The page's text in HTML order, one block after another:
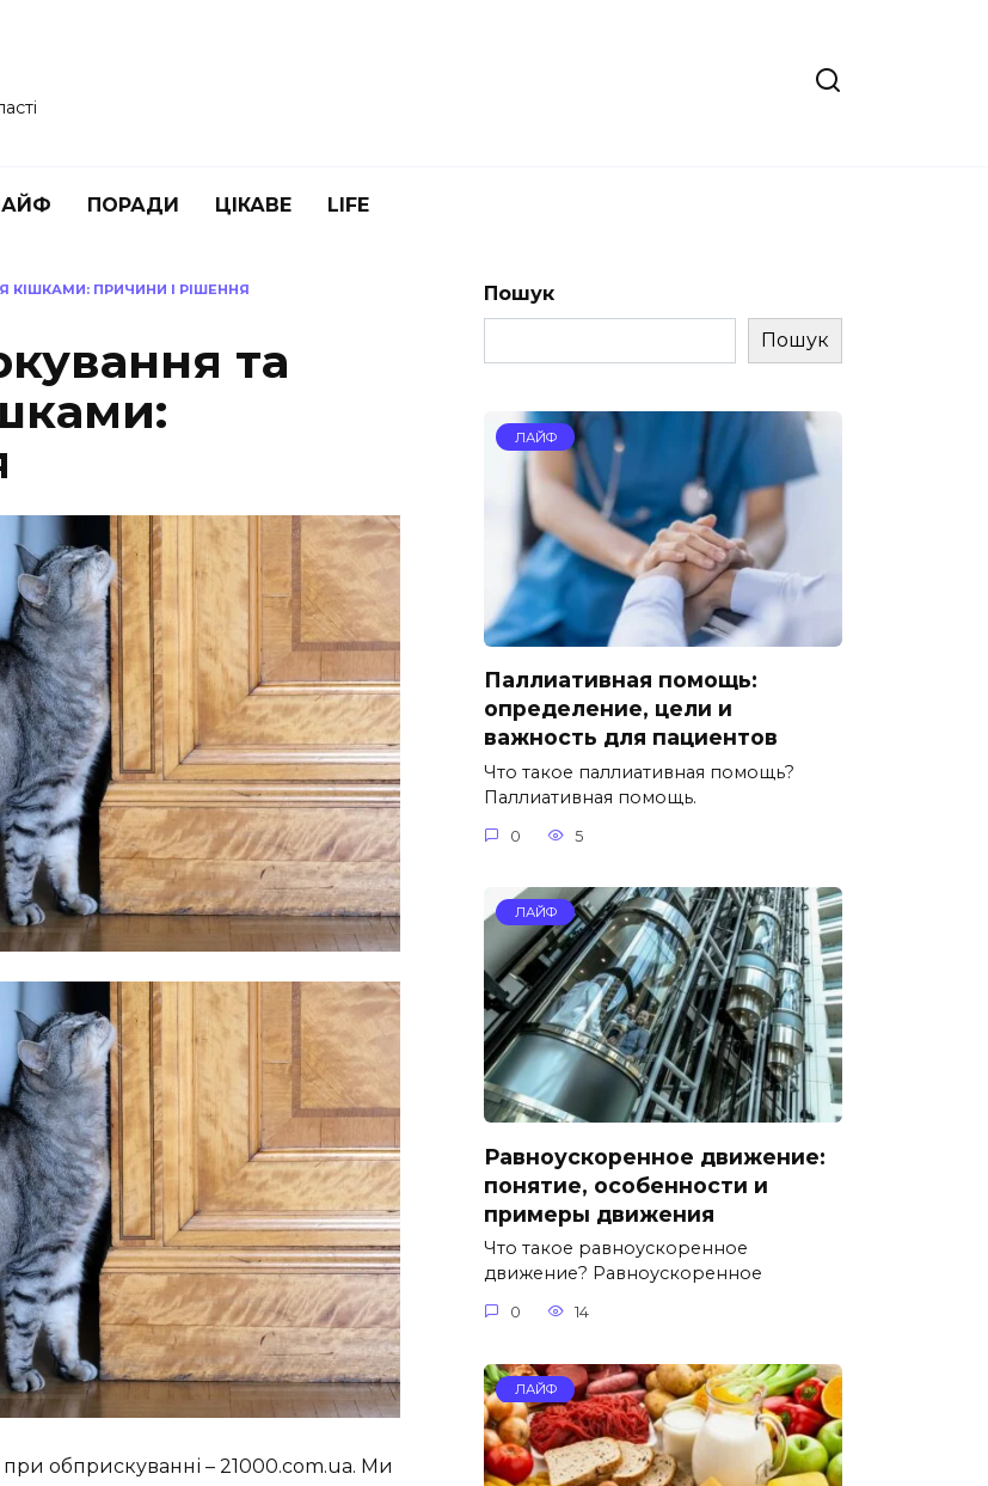
ПОРАДИ ЦІКАВЕ LIFE
КІШКАМИ: ПРИЧИНИ І РІШЕННЯ
та
обприскуванні – 21000.com.ua. Ми
Пошук
Пошук
ЛАЙФ
Паллиативная помощь:
определение, цели и
важность для пациентов
Что такое паллиативная помощь?
Паллиативная помощь.
0 5
ЛАЙФ
Равноускоренное движение:
понятие, особенности и
примеры движения
Что такое равноускоренное
движение? Равноускоренное
0 14
ЛАЙФ